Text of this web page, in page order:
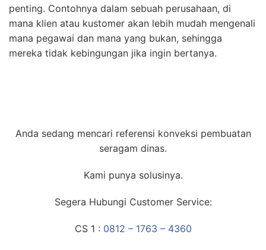
penting. Contohnya dalam sebuah perusahaan, di
mana klien atau kustomer akan lebih mudah mengenali
mana pegawai dan mana yang bukan, sehingga
mereka tidak kebingungan jika ingin bertanya.
Anda sedang mencari referensi konveksi pembuatan
seragam dinas.
Kami punya solusinya.
Segera Hubungi Customer Service:
CS 1 : 0812 – 1763 – 4360